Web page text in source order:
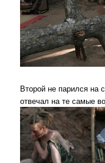
Второй не парился на
отвечал на те самые